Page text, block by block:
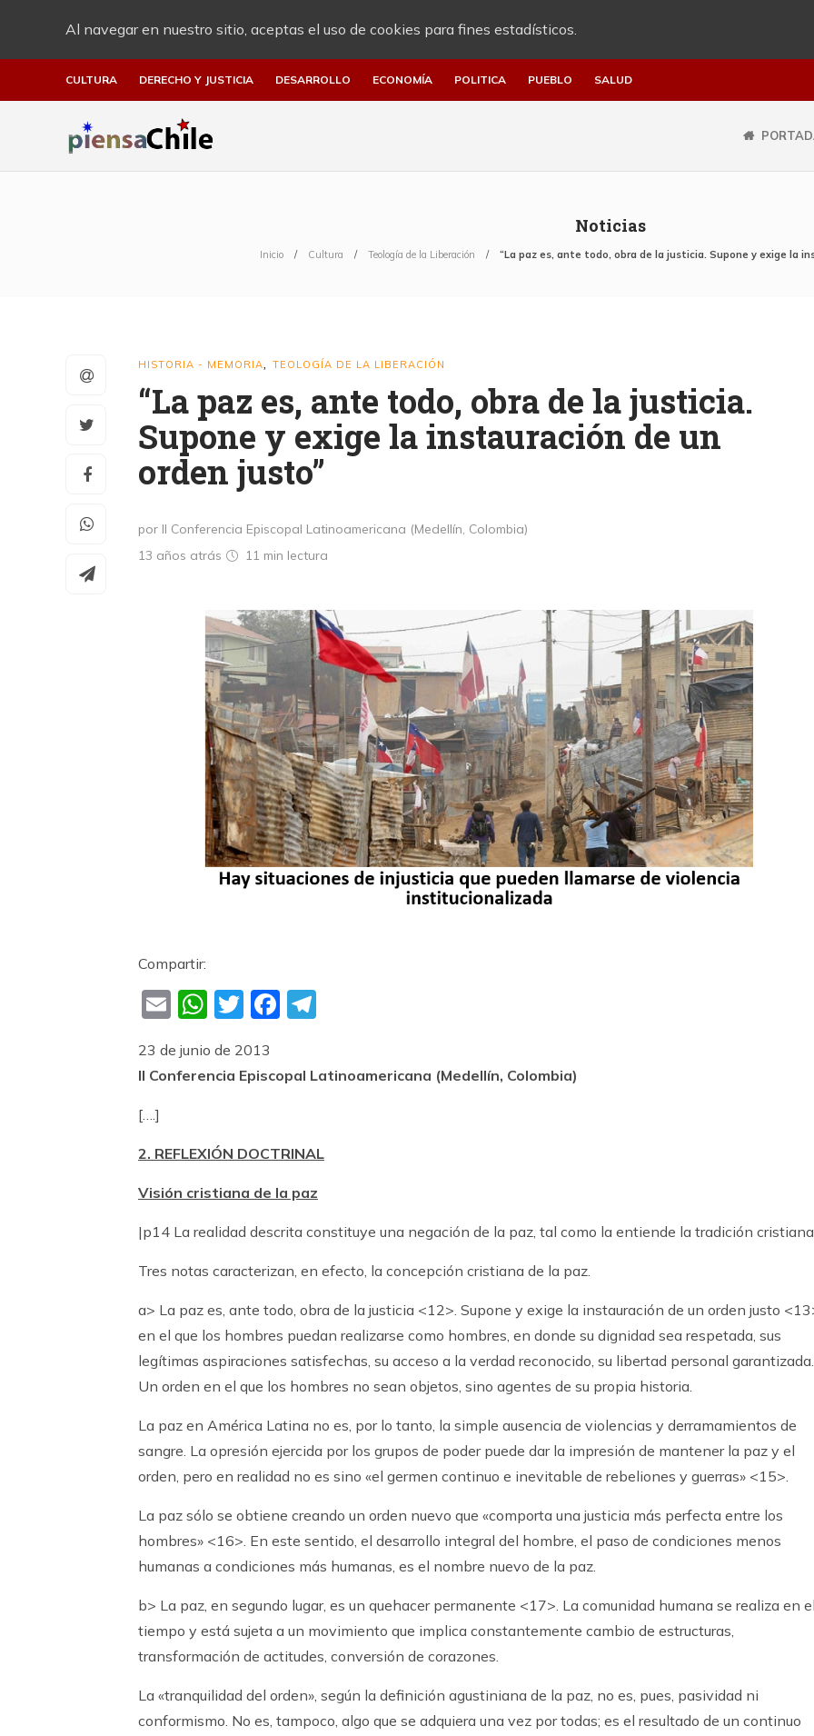
Al navegar en nuestro sitio, aceptas el uso de cookies para fines estadísticos.
CULTURA DERECHO Y JUSTICIA DESARROLLO ECONOMÍA POLITICA PUEBLO SALUD
Noticias
Inicio Cultura Teología de la Liberación “La paz es, ante todo, obra de la justicia. Supone y exige la
HISTORIA - MEMORIA TEOLOGÍA DE LA LIBERACIÓN
“La paz es, ante todo, obra de la justicia.
Supone y exige la instauración de un
orden justo”
por II Conferencia Episcopal Latinoamericana (Medellín, Colombia)
13 años atrás
11 min lectura
Compartir:
EmailWhatsApp
TwitterFacebook
23 de junio de 2013
II Conferencia Episcopal Latinoamericana (Medellín, Colombia)
[….]
2. REFLEXIÓN DOCTRINAL
Visión cristiana de la paz
|p14 La realidad descrita constituye una negación de la paz, tal como la entiende la tradición cristiana.
Tres notas caracterizan, en efecto, la concepción cristiana de la paz.
a> La paz es, ante todo, obra de la justicia <12>. Supone y exige la instauración de un orden justo
en el que los hombres puedan realizarse como hombres, en donde su dignidad sea respetada, sus
legítimas aspiraciones satisfechas, su acceso a la verdad reconocido, su libertad personal garantizada.
Un orden en el que los hombres no sean objetos, sino agentes de su propia historia.
La paz en América Latina no es, por lo tanto, la simple ausencia de violencias y derramamientos de
sangre. La opresión ejercida por los grupos de poder puede dar la impresión de mantener la paz y el
orden, pero en realidad no es sino «el germen continuo e inevitable de rebeliones y guerras» <15>.
La paz sólo se obtiene creando un orden nuevo que «comporta una justicia más perfecta entre los
hombres» <16>. En este sentido, el desarrollo integral del hombre, el paso de condiciones menos
humanas a condiciones más humanas, es el nombre nuevo de la paz.
b> La paz, en segundo lugar, es un quehacer permanente <17>. La comunidad humana se realiza en el
tiempo y está sujeta a un movimiento que implica constantemente cambio de estructuras,
transformación de actitudes, conversión de corazones.
La «tranquilidad del orden», según la definición agustiniana de la paz, no es, pues, pasividad ni
conformismo. No es, tampoco, algo que se adquiera una vez por todas; es el resultado de un continuo